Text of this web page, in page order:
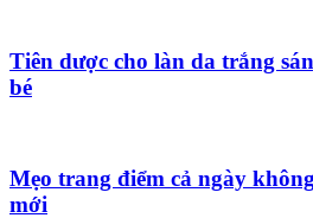
Tiên dược cho làn da trắng
bé
Mẹo trang điểm cả ngày
mới